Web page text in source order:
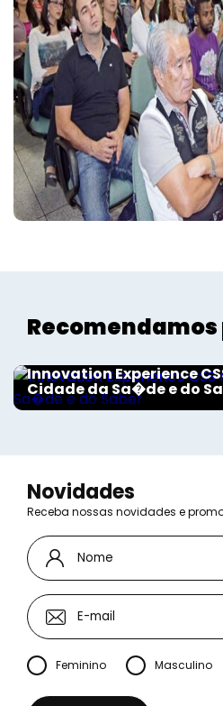
Innovation Experience
Cidade da Sa�de e do
Novidades
Receba nossas novidades e
Feminino Masculino